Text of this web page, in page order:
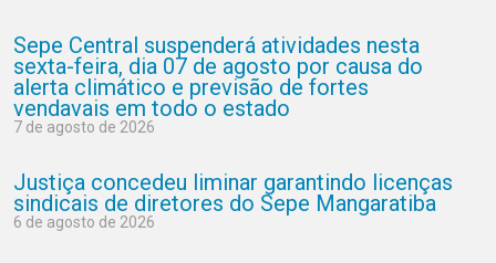
Sepe Central suspenderá atividades nesta
sexta-feira, dia 07 de agosto por causa do
alerta climático e previsão de fortes
vendavais em todo o estado
7 de agosto de 2026
Justiça concedeu liminar garantindo licenças
sindicais de diretores do Sepe Mangaratiba
6 de agosto de 2026